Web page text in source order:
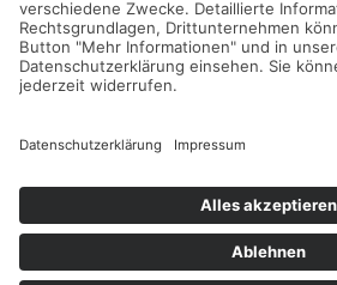
SUCHT.HAMBURG gGmbH
Datenschutz Impressum Sitemap